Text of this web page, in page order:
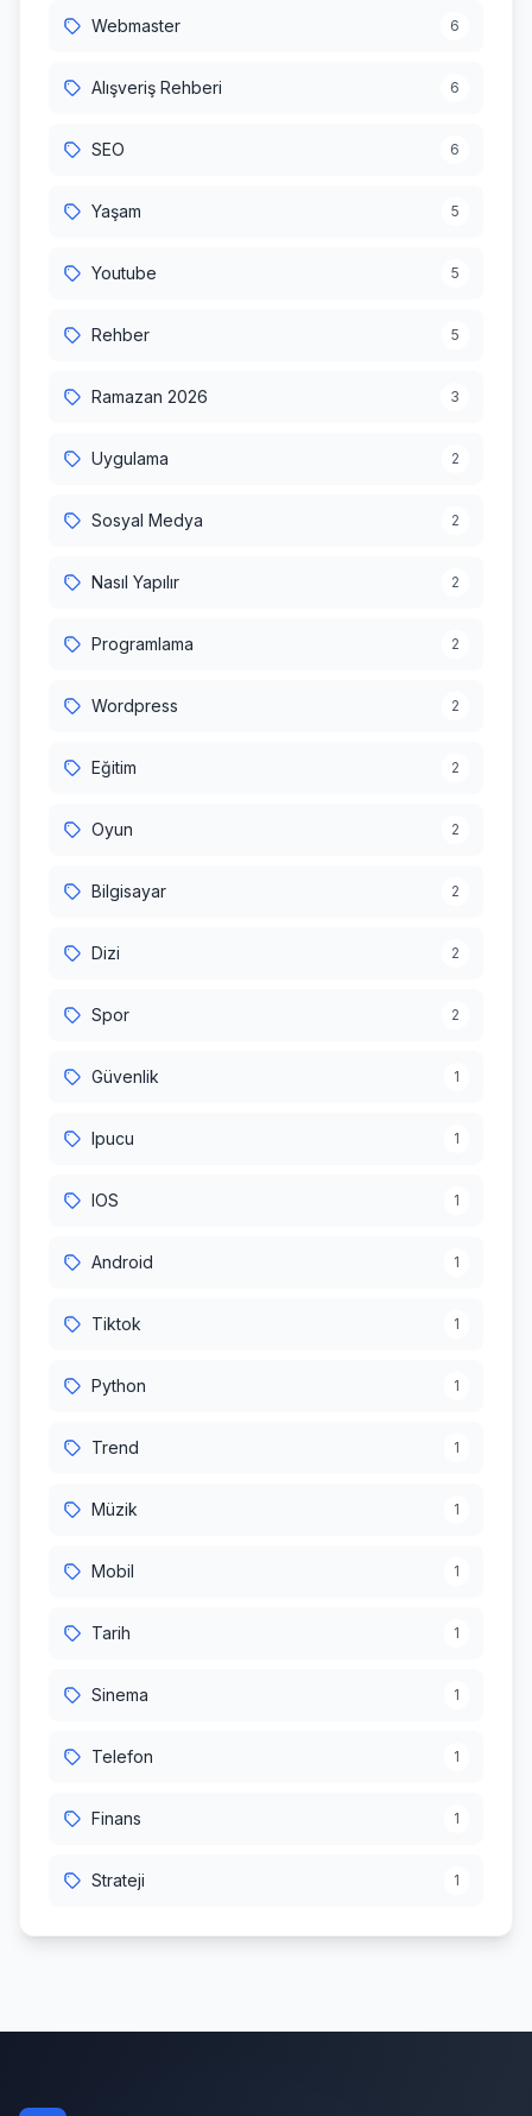
Webmaster 6
Alışveriş Rehberi 6
SEO 6
Yaşam 5
Youtube 5
Rehber 5
Ramazan 2026 3
Uygulama 2
Sosyal Medya 2
Nasıl Yapılır 2
Programlama 2
Wordpress 2
Eğitim 2
Oyun 2
Bilgisayar 2
Dizi 2
Spor 2
Güvenlik 1
Ipucu 1
IOS 1
Android 1
Tiktok 1
Python 1
Trend 1
Müzik 1
Mobil 1
Tarih 1
Sinema 1
Telefon 1
Finans 1
Strateji 1